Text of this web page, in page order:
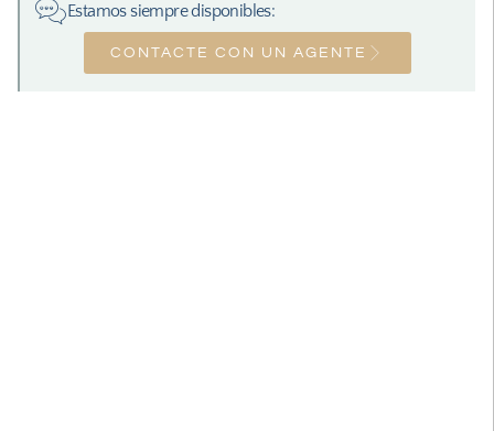
Estamos siempre disponibles:
CONTACTE CON UN AGENTE